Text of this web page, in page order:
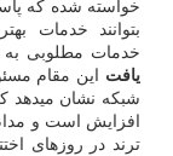
خواسته شده که
بتوانند خدمات
خدمات مطلوبی به
یافت این مقام
شبکه نشان میدهد
افزایش است و
ترند در روزهای